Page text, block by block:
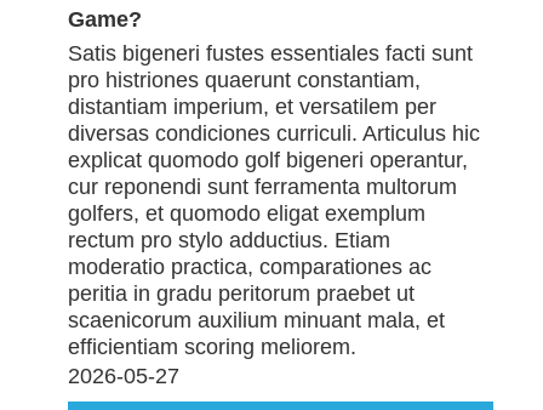
Game?
Satis bigeneri fustes essentiales facti sunt
pro histriones quaerunt constantiam,
distantiam imperium, et versatilem per
diversas condiciones curriculi. Articulus hic
explicat quomodo golf bigeneri operantur,
cur reponendi sunt ferramenta multorum
golfers, et quomodo eligat exemplum
rectum pro stylo adductius. Etiam
moderatio practica, comparationes ac
peritia in gradu peritorum praebet ut
scaenicorum auxilium minuant mala, et
efficientiam scoring meliorem.
2026-05-27